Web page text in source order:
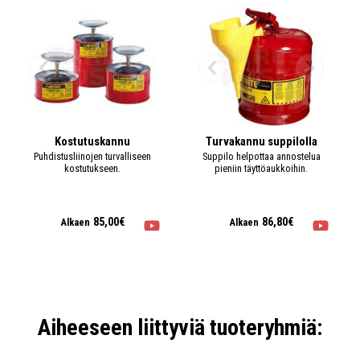
Turvakannu AccuFlow punainen 19L
110 23 10
Saatavuus: Heti varastosta
Tilavuus: 19 l
/ kpl kpl + LISÄÄ
Kostutuskannu
Puhdistusliinojen turvalliseen
kostutukseen.
Alkaen 85,00€
Turvakannu suppilolla
Suppilo helpottaa annostelua
pieniin täyttöaukkoihin.
Alkaen 86,80€
Aiheeseen liittyviä tuoteryhmiä: